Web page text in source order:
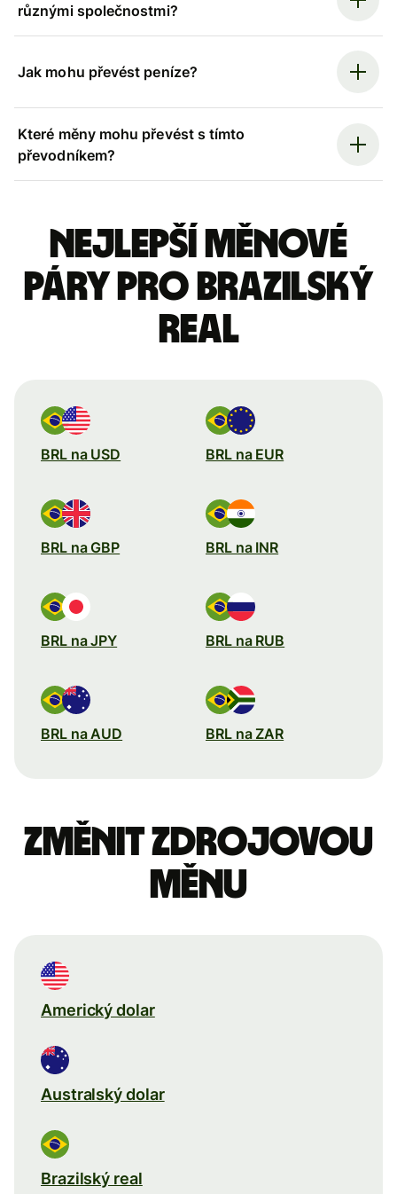
různými společnostmi?
Jak mohu převést peníze?
Které měny mohu převést s tímto
převodníkem?
Nejlepší měnové
páry pro brazilský
real
BRL na USD BRL na EUR
BRL na GBP BRL na INR
BRL na JPY BRL na RUB
BRL na AUD BRL na ZAR
Změnit zdrojovou
měnu
Americký dolar
Australský dolar
Brazilský real